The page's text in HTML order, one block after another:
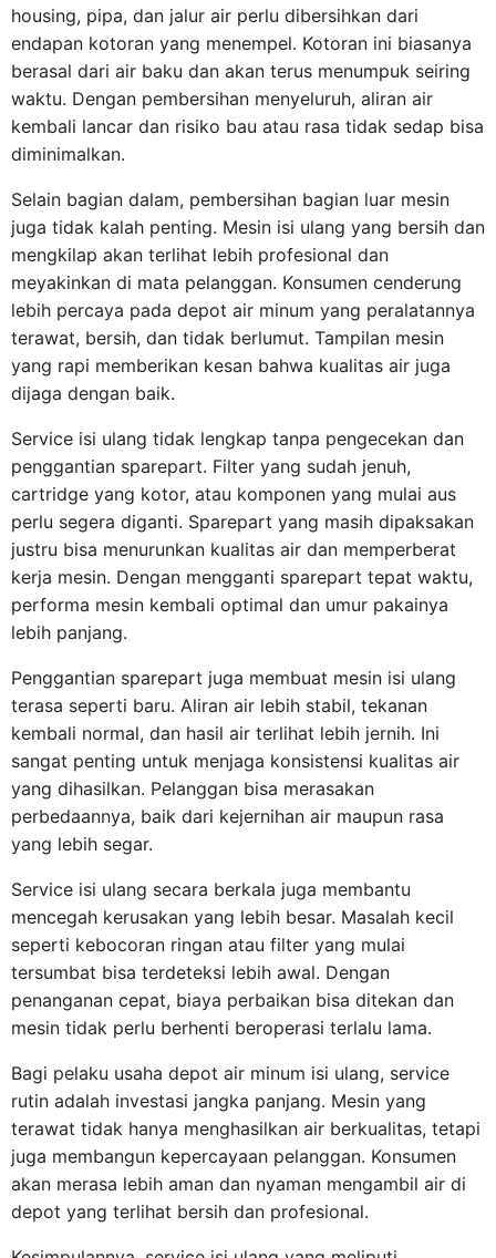
housing, pipa, dan jalur air perlu dibersihkan dari
endapan kotoran yang menempel. Kotoran ini biasanya
berasal dari air baku dan akan terus menumpuk seiring
waktu. Dengan pembersihan menyeluruh, aliran air
kembali lancar dan risiko bau atau rasa tidak sedap bisa
diminimalkan.
Selain bagian dalam, pembersihan bagian luar mesin
juga tidak kalah penting. Mesin isi ulang yang bersih dan
mengkilap akan terlihat lebih profesional dan
meyakinkan di mata pelanggan. Konsumen cenderung
lebih percaya pada depot air minum yang peralatannya
terawat, bersih, dan tidak berlumut. Tampilan mesin
yang rapi memberikan kesan bahwa kualitas air juga
dijaga dengan baik.
Service isi ulang tidak lengkap tanpa pengecekan dan
penggantian sparepart. Filter yang sudah jenuh,
cartridge yang kotor, atau komponen yang mulai aus
perlu segera diganti. Sparepart yang masih dipaksakan
justru bisa menurunkan kualitas air dan memperberat
kerja mesin. Dengan mengganti sparepart tepat waktu,
performa mesin kembali optimal dan umur pakainya
lebih panjang.
Penggantian sparepart juga membuat mesin isi ulang
terasa seperti baru. Aliran air lebih stabil, tekanan
kembali normal, dan hasil air terlihat lebih jernih. Ini
sangat penting untuk menjaga konsistensi kualitas air
yang dihasilkan. Pelanggan bisa merasakan
perbedaannya, baik dari kejernihan air maupun rasa
yang lebih segar.
Service isi ulang secara berkala juga membantu
mencegah kerusakan yang lebih besar. Masalah kecil
seperti kebocoran ringan atau filter yang mulai
tersumbat bisa terdeteksi lebih awal. Dengan
penanganan cepat, biaya perbaikan bisa ditekan dan
mesin tidak perlu berhenti beroperasi terlalu lama.
Bagi pelaku usaha depot air minum isi ulang, service
rutin adalah investasi jangka panjang. Mesin yang
terawat tidak hanya menghasilkan air berkualitas, tetapi
juga membangun kepercayaan pelanggan. Konsumen
akan merasa lebih aman dan nyaman mengambil air di
depot yang terlihat bersih dan profesional.